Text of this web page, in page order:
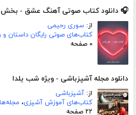
🎧 دانلود کتاب صوتی آهنگ عشق - بخش
از: سوری رحیمی
کتاب‌های صوتی رایگان داستان و
۰ صفحه
دانلود مجله آشپزباشی - ویژه شب یلدا
از: آشپزباشی
کتاب‌های آموزش آشپزی،
۲۲ صفحه